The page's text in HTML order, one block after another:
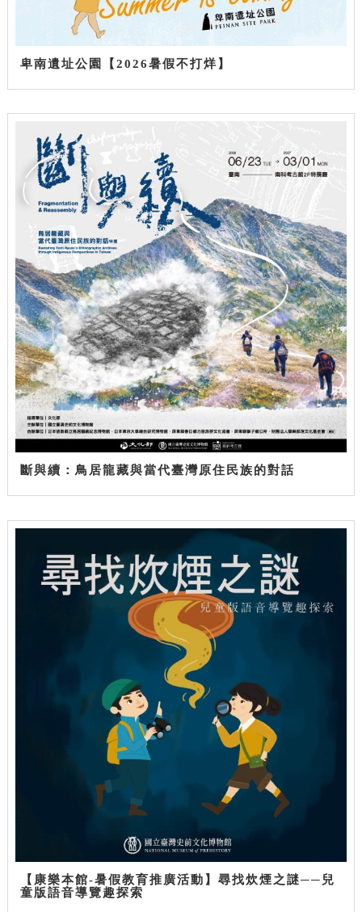
卑南遺址公園【2026暑假不打烊】
斷與續：鳥居龍藏與當代臺灣原住民族的對話
【康樂本館-暑假教育推廣活動】尋找炊煙之謎──兒
童版語音導覽趣探索